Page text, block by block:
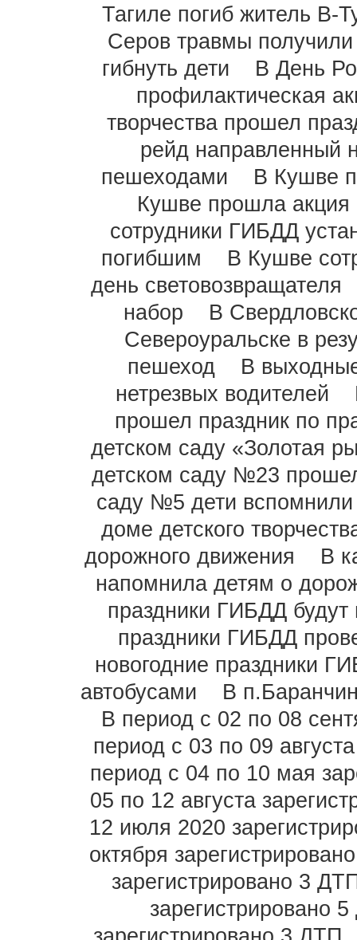
Тагиле погиб житель В-
Серов травмы получили
гибнуть дети
В День
профилактическая
творчества прошел
рейд направленный
пешеходами
В Кушве
Кушве прошла
сотрудники ГИБДД
погибшим
В Кушве
день световозвращателя
набор
В
Североуральске в
пешеход
В
нетрезвых водителей
прошел праздник по
детском саду «Золотая
детском саду №23
саду №5 дети вспомнили
доме детского
дорожного движения
В
напомнила детям о
праздники ГИБДД
праздники ГИБДД
новогодние праздники
автобусами
В
В период с 02 по 08
период с 03 по 09
период с 04 по 10 мая
05 по 12 августа
12 июля 2020
октября
зарегистрировано 3
зарегистрировано